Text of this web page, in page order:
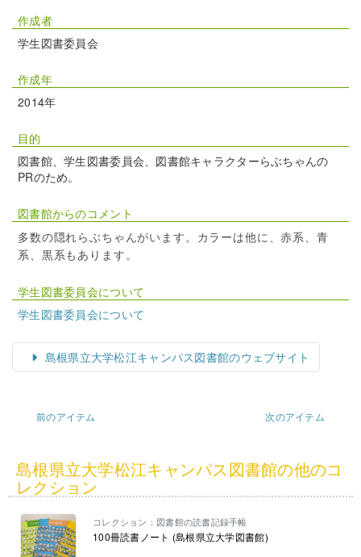
作成者
学生図書委員会
作成年
2014年
目的
図書館、学生図書委員会、図書館キャラクターらぶちゃんの
PRのため。
図書館からのコメント
多数の隠れらぶちゃんがいます。カラーは他に、赤系、青
系、黒系もあります。
学生図書委員会について
学生図書委員会について
島根県立大学松江キャンパス図書館のウェブサイト
前のアイテム 次のアイテム
島根県立大学松江キャンパス図書館の他のコ
レクション
コレクション：図書館の読書記録手帳
100冊読書ノート (島根県立大学図書館)